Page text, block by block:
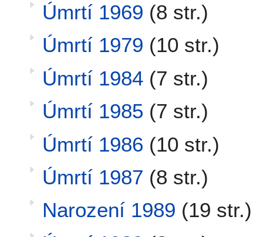
Úmrtí 1969 (8 str.)
Úmrtí 1979 (10 str.)
Úmrtí 1984 (7 str.)
Úmrtí 1985 (7 str.)
Úmrtí 1986 (10 str.)
Úmrtí 1987 (8 str.)
Narození 1989 (19 str.)